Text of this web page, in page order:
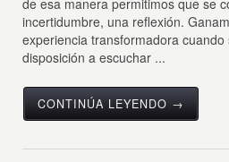
incertidumbre, una reflexión.
experiencia transformadora
disposición a escuchar ...
CONTINÚA LEYENDO →